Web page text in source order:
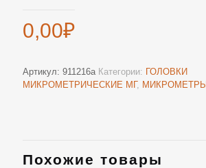
0,00₽
Артикул: 911216а Категории: ГОЛОВКИ
МИКРОМЕТРИЧЕСКИЕ МГ, МИКРОМЕТРЫ
Похожие товары